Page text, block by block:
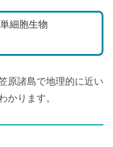
細胞生物
原諸島で地理的に近い
かります。